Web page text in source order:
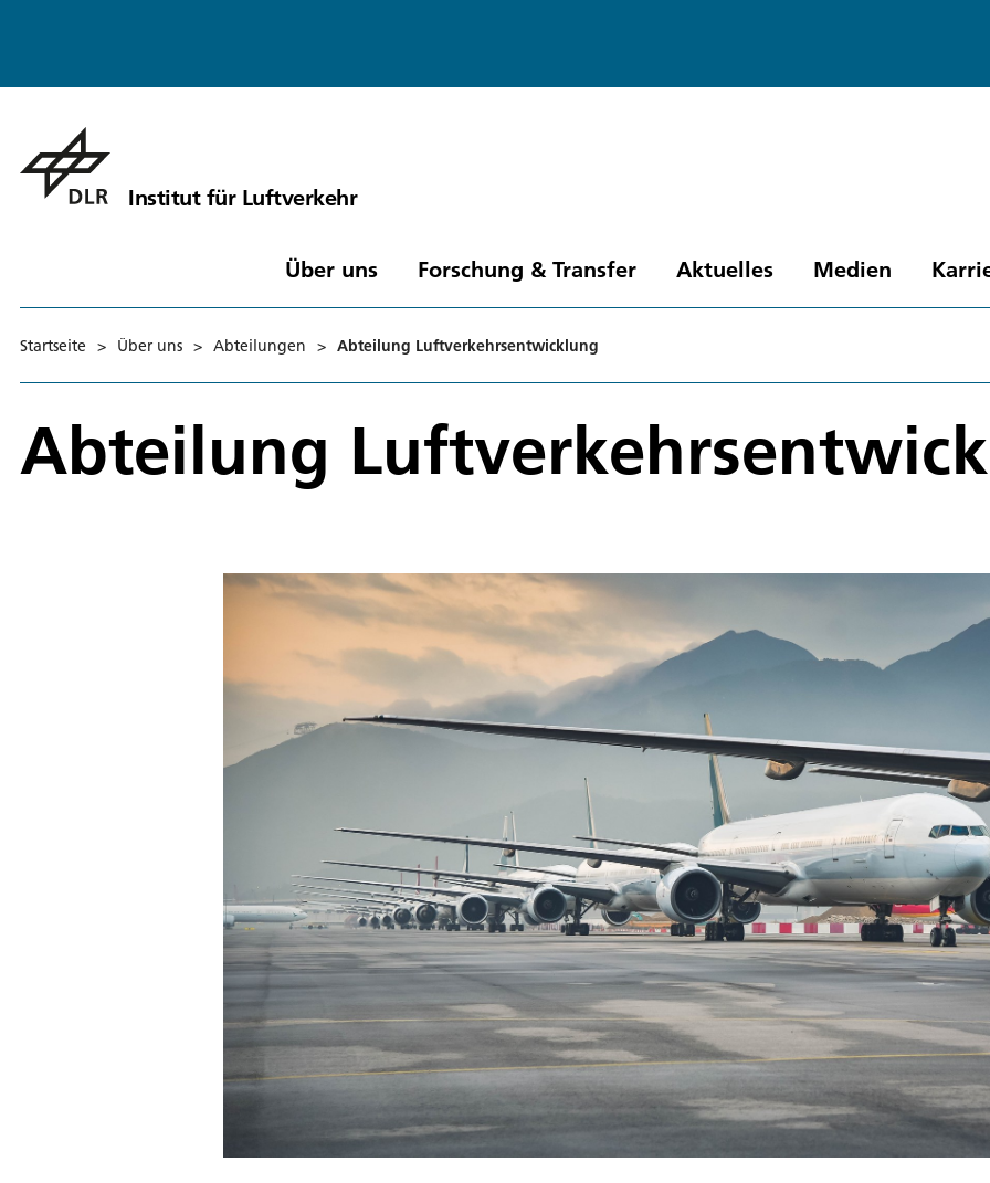
Institut für Luftverkehr
Über uns Forschung & Transfer Aktuelles Medien
Startseite > Über uns > Abteilungen > Abteilung Luftverkehrsentwicklung
Abteilung